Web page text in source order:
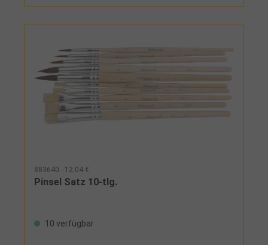
883640 - 12,04 €
Pinsel Satz 10-tlg.
10 verfügbar